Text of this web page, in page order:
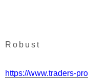
Robust
https://www.traders-